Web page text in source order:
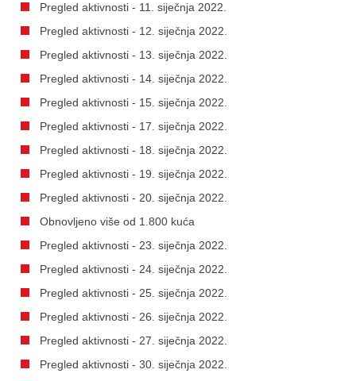
Pregled aktivnosti - 11. siječnja 2022.
Pregled aktivnosti - 12. siječnja 2022.
Pregled aktivnosti - 13. siječnja 2022.
Pregled aktivnosti - 14. siječnja 2022.
Pregled aktivnosti - 15. siječnja 2022.
Pregled aktivnosti - 17. siječnja 2022.
Pregled aktivnosti - 18. siječnja 2022.
Pregled aktivnosti - 19. siječnja 2022.
Pregled aktivnosti - 20. siječnja 2022.
Obnovljeno više od 1.800 kuća
Pregled aktivnosti - 23. siječnja 2022.
Pregled aktivnosti - 24. siječnja 2022.
Pregled aktivnosti - 25. siječnja 2022.
Pregled aktivnosti - 26. siječnja 2022.
Pregled aktivnosti - 27. siječnja 2022.
Pregled aktivnosti - 30. siječnja 2022.